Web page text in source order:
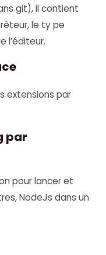
git), il contient
le ty pe
l’éditeur.
extensions par
par
pour lancer et
NodeJs dans un